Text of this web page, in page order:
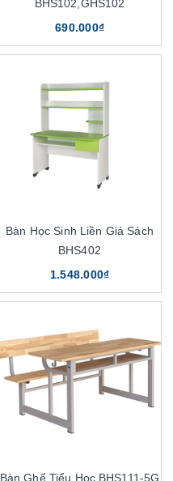
BHS102,GHS102
690.000₫
Bàn Học Sinh Liền Giá Sách
BHS402
1.548.000₫
Bàn Ghế Tiểu Học BHS111-5G